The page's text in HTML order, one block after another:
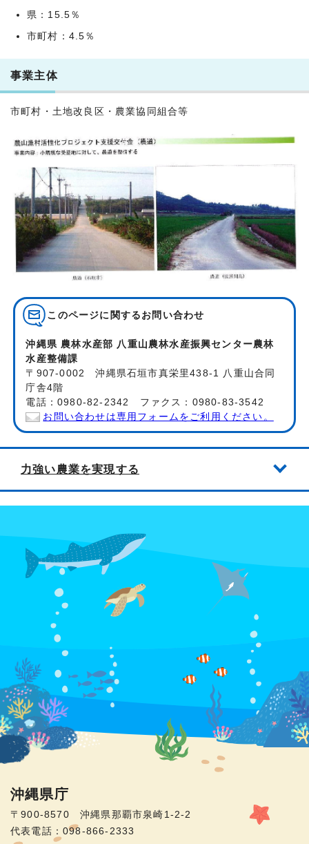
県：15.5％
市町村：4.5％
事業主体
市町村・土地改良区・農業協同組合等
このページに関する お問い合わせ
沖縄県 農林水産部 八重山農林水産振興センター農林
水産整備課
〒907-0002 沖縄県石垣市真栄里438-1 八重山合同
庁舎4階
電話：0980-82-2342 ファクス：0980-83-3542
お問い合わせは専用フォームをご利用ください。
力強い農業を実現する
沖縄県庁
〒900-8570 沖縄県那覇市泉崎1-2-2
代表電話：098-866-2333